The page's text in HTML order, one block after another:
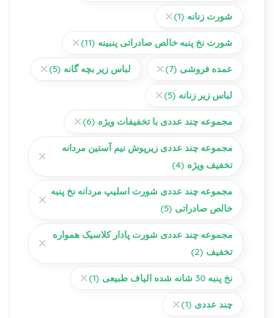
شورت زنانه (1)
شورت نخ پنبه خالص صادراتی پنبینه (11)
عمده فروشی (7) لباس زیر بچه گانه (5)
لباس زیر زنانه (5)
مجموعه چند عددی با تخفیفات ویژه (6)
مجموعه چند عددی زیرپوش نیم آستین مردانه
تخفیف ویژه (4)
مجموعه چند عددی شورت اسلیپ مردانه نخ پنبه
خالص صادراتی (5)
مجموعه چند عددی شورت پادار کلاسیک همواره
تخفیف (2)
نخ پنبه 30 شانه شده الیاف طبیعی (1)
چند عددی (1)